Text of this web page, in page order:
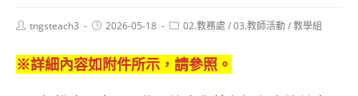
Posttngsteach3
Post2026-05-18
Post02.教務處 /03.教師活動/教學組
※詳細內容如附件所示，請參照。